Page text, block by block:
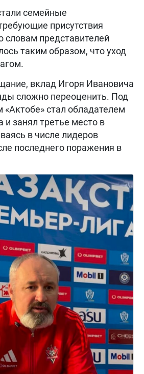
семейные
присутствия
представителей
таким образом, что уход
вклад Игоря Ивановича
сложно переоценить. Под
«Актобе» стал обладателем
и занял третье место в
в числе лидеров
последнего поражения в